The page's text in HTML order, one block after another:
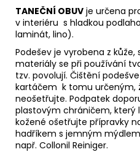
TANEČNÍ OBUV je určena
v interiéru s hladkou
laminát,
Podešev je vyrobena z kůže,
materiály se při používání
tzv. povolují. Čištění
kartáčem k tomu určeným,
neošetřujte. Podpatek
plastovým chráničem, který
kožené ošetřujte přípravky
hadříkem s jemným
např. Collonil Reiniger.